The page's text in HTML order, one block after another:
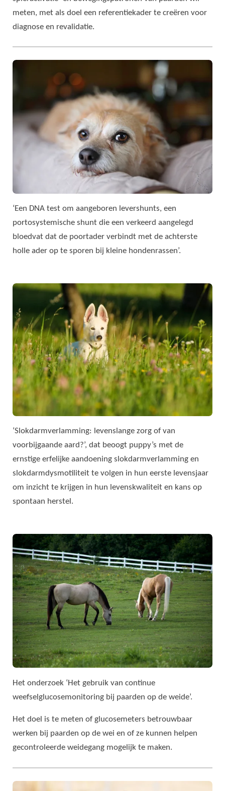
meten, met als doel een referentiekader te creëren voor
diagnose en revalidatie.
‘Een DNA test om aangeboren levershunts, een
portosystemische shunt die een verkeerd aangelegd
bloedvat dat de poortader verbindt met de achterste
holle ader op te sporen bij kleine hondenrassen’.
‘Slokdarmverlamming: levenslange zorg of van
voorbijgaande aard?’, dat beoogt puppy’s met de
ernstige erfelijke aandoening slokdarmverlamming en
slokdarmdysmotiliteit te volgen in hun eerste levensjaar
om inzicht te krijgen in hun levenskwaliteit en kans op
spontaan herstel.
Het onderzoek ‘Het gebruik van continue
weefselglucosemonitoring bij paarden op de weide’.
Het doel is te meten of glucosemeters betrouwbaar
werken bij paarden op de wei en of ze kunnen helpen
gecontroleerde weidegang mogelijk te maken.